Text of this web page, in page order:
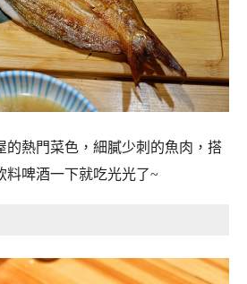
的熱門菜色，細膩少刺的魚肉，搭
料啤酒一下就吃光光了~